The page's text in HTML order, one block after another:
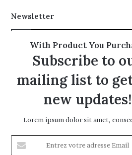
Newsletter
With Product You
Subscribe to
mailing list to
new updates!
Lorem ipsum dolor sit amet,
votre